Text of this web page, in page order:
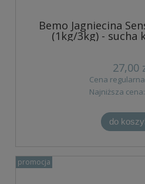
Bemo Jagniecina
(1kg/3kg) - sucha
27,00
Cena
Najniższa cena:
do
promocja